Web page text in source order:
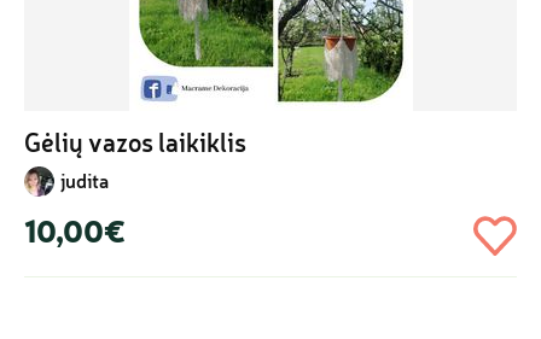
Gėlių vazos laikiklis
judita
10,00€